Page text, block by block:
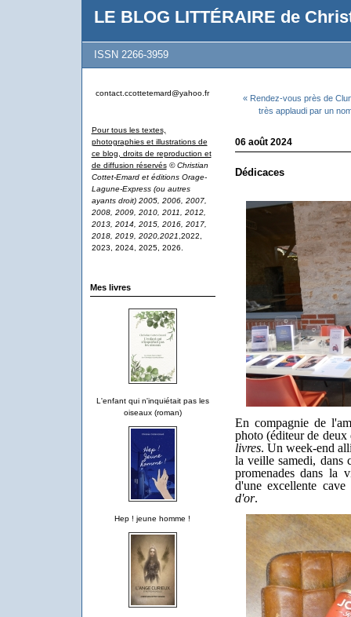
LE BLOG LITTÉRAIRE de
ISSN 2266-3959
contact.ccottetemard@yahoo.fr
Pour tous les textes,
photographies et illustrations de
ce blog, droits de reproduction et
de diffusion réservés © Christian
Cottet-Emard et éditions Orage-
Lagune-Express (ou autres
ayants droit) 2005, 2006, 2007,
2008, 2009, 2010, 2011, 2012,
2013, 2014, 2015, 2016, 2017,
2018, 2019, 2020,2021 ,2022,
2023, 2024, 2025, 2026.
Mes livres
L'enfant qui n'inquiétait pas les
oiseaux (roman)
Hep ! jeune homme !
« Rendez-vous près de
très applaudi par un
06 août 2024
Dédicaces
En compagnie de
photo (éditeur de
livres. Un week-end
la veille samedi, dans
promenades dans la
d'une excellente
d'or.